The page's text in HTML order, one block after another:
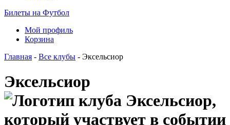
Билеты на Футбол
Мой профиль
Корзина
Главная - Все клубы - Эксельсиор
Эксельсиор